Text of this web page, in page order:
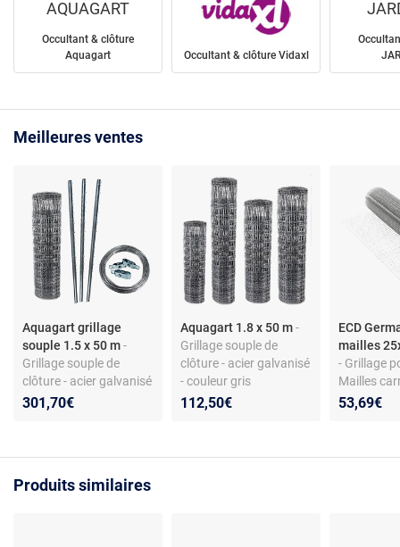
AQUAGART
Occultant & clôture
Aquagart
Occultant & clôture Vidaxl
Meilleures ventes
Aquagart grillage
souple 1.5 x 50 m-
Grillage souple de
clôture - acier galvanisé
- avec piquets - gris
301,70€
Aquagart 1.8 x 50 m-
Grillage souple de
clôture - acier galvanisé
- couleur gris
112,50€
ECD
mailles
- Grillage
Mailles
Galvanisé
53,69€
Produits similaires